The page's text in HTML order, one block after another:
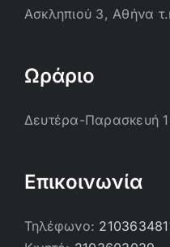
Ασκληπιού 3, Αθήνα
Ωράριο
Δευτέρα-Παρασκευή
Επικοινωνία
Τηλέφωνο: